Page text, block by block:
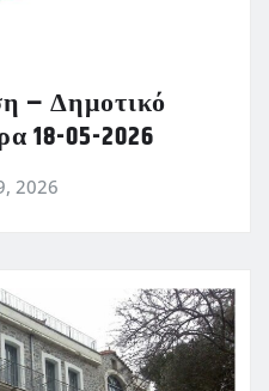
– Δημοτικό
18-05-2026
2026